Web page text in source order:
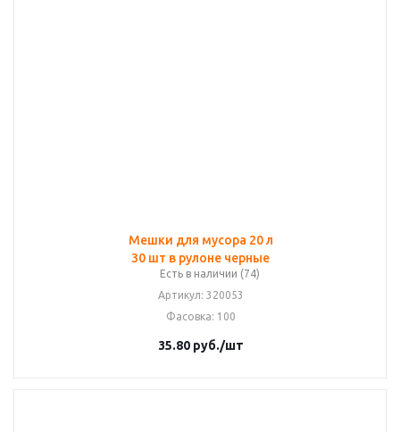
Мешки для мусора 20 л
30 шт в рулоне черные
Есть в наличии (74)
Артикул: 320053
Фасовка: 100
35.80руб./шт